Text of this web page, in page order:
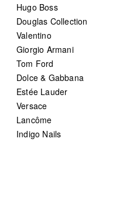
Hugo Boss
Douglas Collection
Valentino
Giorgio Armani
Tom Ford
Dolce & Gabbana
Estée Lauder
Versace
Lancôme
Indigo Nails